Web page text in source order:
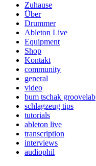
Zuhause
Über
Drummer
Ableton Live
Equipment
Shop
Kontakt
community
general
video
bum tschak groovelab
schlagzeug tips
tutorials
ableton live
transcription
interviews
audiophil